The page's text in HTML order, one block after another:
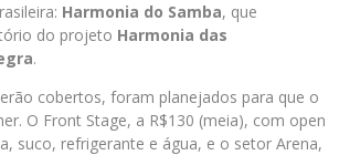
Harmonia do Samba, que
do projeto Harmonia das
.
cobertos, foram planejados para que o
O Front Stage, a R$130 (meia), com open
suco, refrigerante e água, e o setor Arena,